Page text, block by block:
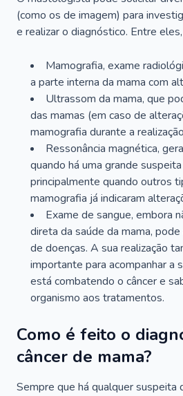
(como os de imagem) para
e realizar o diagnóstico. Entre
Mamografia, exame
a parte interna da mama com
Ultrassom da mama, que
das mamas (em caso de
mamografia durante a
Ressonância magnética,
quando há uma grande
principalmente quando outros
mamografia já indicaram
Exame de sangue, embora
direta da saúde da mama,
de doenças. A sua realização
importante para acompanhar a
está combatendo o câncer e
organismo aos tratamentos.
Como é feito o
câncer de mama?
Sempre que há qualquer